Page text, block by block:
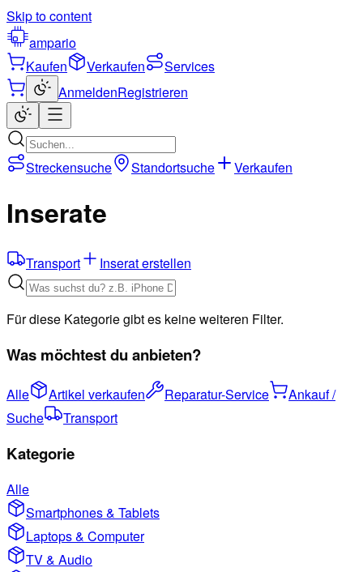
Skip to content
ampario
Kaufen
Verkaufen
Services
AnmeldenRegistrieren
Streckensuche Standortsuche Verkaufen
Inserate
Transport Inserat erstellen
Für diese Kategorie gibt es keine weiteren Filter.
Was möchtest du anbieten?
Alle Artikel verkaufen Reparatur-Service
Ankauf /
Suche
Transport
Kategorie
Alle
Smartphones & Tablets
Laptops & Computer
TV & Audio